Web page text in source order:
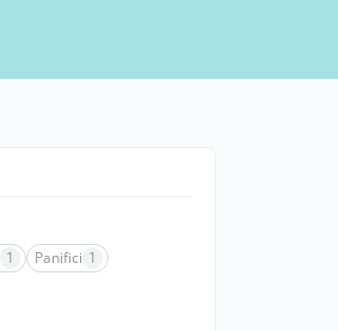
1 Panifici 1